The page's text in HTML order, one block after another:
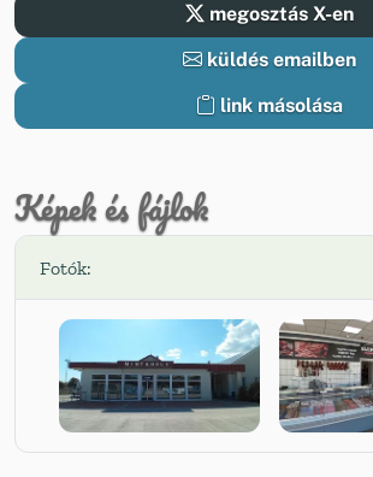
megosztás X-en
küldés emailben
link másolása
Képek és fájlok
Fotók: